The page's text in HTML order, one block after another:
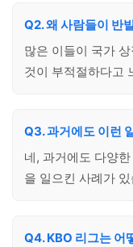
Q2. 왜 사람들이 반
많은 이들이 국가
것이 부적절하다고
Q3. 과거에도 이런
네, 과거에도 다양
을 일으킨 사례가
Q4. KBO 리그는 어